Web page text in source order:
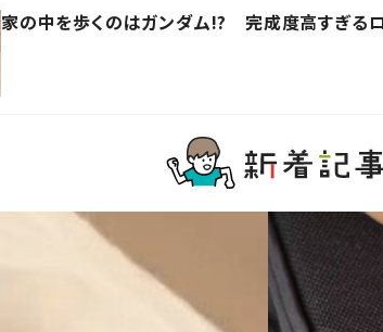
家の中を歩くのはガンダム!? 完成度高すぎる